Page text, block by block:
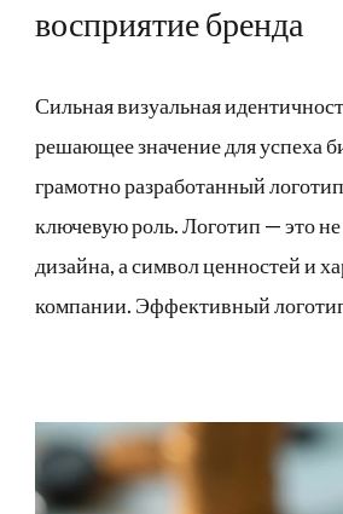
восприятие бренда
Сильная визуальная
решающее значение для успеха
грамотно разработанный
ключевую роль. Логотип — это
дизайна, а символ ценностей и
компании. Эффективный